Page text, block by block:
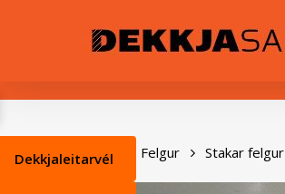
Heim Felgur Stakar felgur
Dekkjaleitarvél